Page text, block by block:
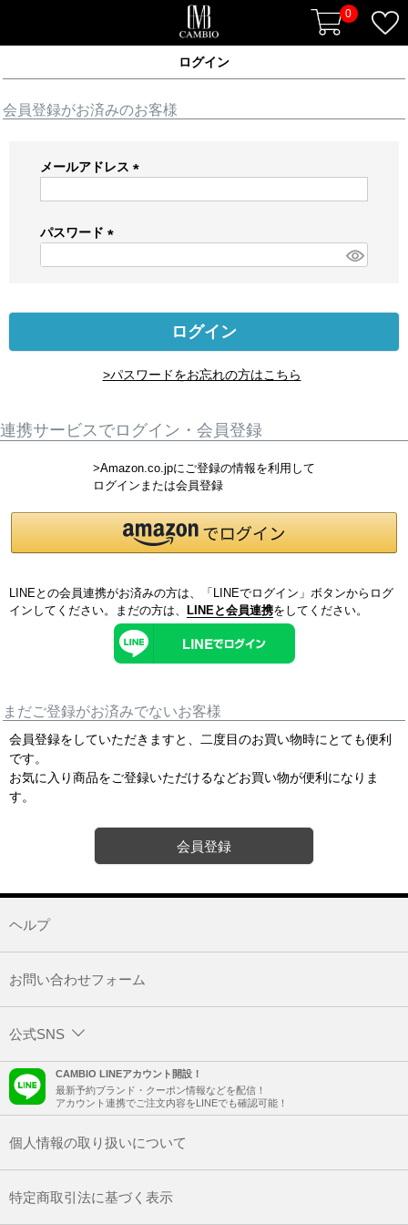
0
ログイン
会員登録がお済みのお客様
メールアドレス
)
パスワード
)
ログイン
>パスワードをお忘れの方はこちら
連携サービスでログイン・会員登録
>Amazon.co.jpにご登録の情報を利用して
ログインまたは会員登録
LINEとの会員連携がお済みの方は、「LINEでログイン」ボタンからログ
インしてください。まだの方は、
LINEと会員連携をしてください。
まだご登録がお済みでないお客様
会員登録をしていただきますと、二度目のお買い物時にとても便利
です。
お気に入り商品をご登録いただけるなどお買い物が便利になりま
す。
会員登録
ヘルプ
お問い合わせフォーム
公式SNS
CAMBIO LINEアカウント開設！
最新予約ブランド・クーポン情報などを配信！
アカウント連携でご注文内容をLINEでも確認可能！
個人情報の取り扱いについて
特定商取引法に基づく表示